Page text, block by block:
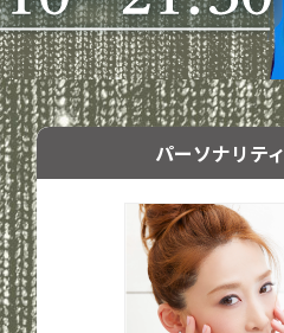
パーソナリティ